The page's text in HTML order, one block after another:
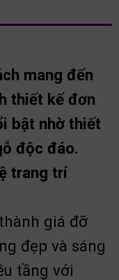
mang đến
thiết kế đơn
bật nhờ thiết
độc đáo.
trang trí
giá đỡ
đẹp và sáng
tầng với